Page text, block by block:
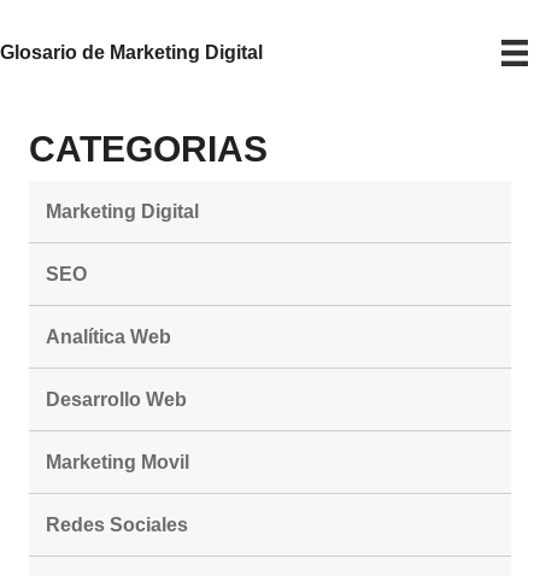
Glosario de Marketing Digital
CATEGORIAS
Marketing Digital
SEO
Analítica Web
Desarrollo Web
Marketing Movil
Redes Sociales